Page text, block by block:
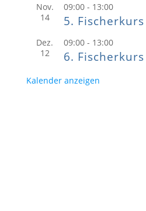
Nov.
14
09:00- 13:00
5.
Dez.
12
09:00- 13:00
6.
Kalender anzeigen